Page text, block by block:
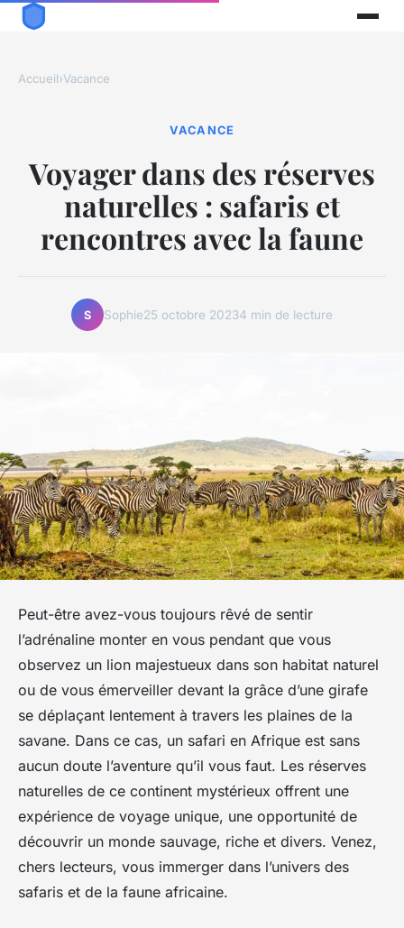
Accueil›Vacance
VACANCE
Voyager dans des réserves
naturelles : safaris et
rencontres avec la faune
S Sophie25 octobre 20234 min de lecture
Peut-être avez-vous toujours rêvé de sentir
l’adrénaline monter en vous pendant que vous
observez un lion majestueux dans son habitat naturel
ou de vous émerveiller devant la grâce d’une girafe
se déplaçant lentement à travers les plaines de la
savane. Dans ce cas, un safari en Afrique est sans
aucun doute l’aventure qu’il vous faut. Les réserves
naturelles de ce continent mystérieux offrent une
expérience de voyage unique, une opportunité de
découvrir un monde sauvage, riche et divers. Venez,
chers lecteurs, vous immerger dans l’univers des
safaris et de la faune africaine.